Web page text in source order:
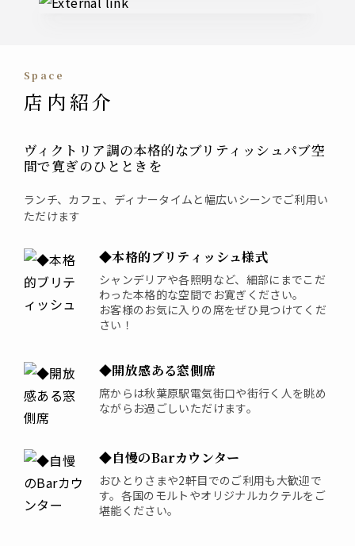
space
店内紹介
ヴィクトリア調の本格的なブリティッシュパブ空
間で寛ぎのひとときを
ランチ、カフェ、ディナータイムと幅広いシーンでご利用い
ただけます
◆本格的ブリティッシュ様式
シャンデリアや各照明など、細部にまでこだ
わった本格的な空間でお寛ぎください。
お客様のお気に入りの席をぜひ見つけてくだ
さい！
◆開放感ある窓側席
席からは秋葉原駅電気街口や街行く人を眺め
ながらお過ごしいただけます。
◆自慢のBarカウンター
おひとりさまや2軒目でのご利用も大歓迎で
す。各国のモルトやオリジナルカクテルをご
堪能ください。